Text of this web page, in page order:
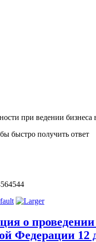
при ведении бизнеса
быстро получить ответ
о
Федерации 12